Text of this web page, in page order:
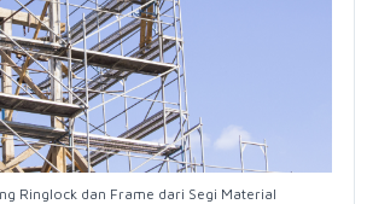
Ringlock dan Frame dari Segi Material